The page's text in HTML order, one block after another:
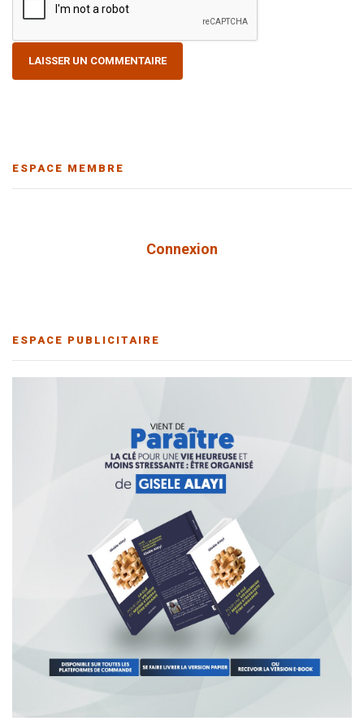
ESPACE MEMBRE
Connexion
ESPACE PUBLICITAIRE